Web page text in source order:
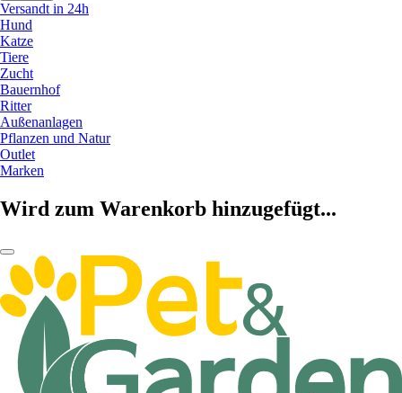
Versandt in 24h
Hund
Katze
Tiere
Zucht
Bauernhof
Ritter
Außenanlagen
Pflanzen und Natur
Outlet
Marken
Wird zum Warenkorb hinzugefügt...